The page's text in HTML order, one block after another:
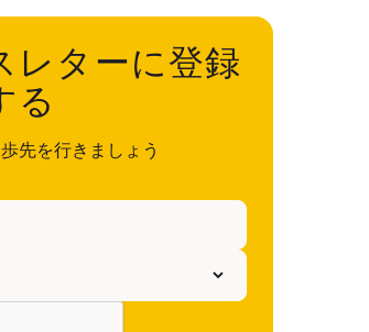
レターに登録
る
先を行きましょう